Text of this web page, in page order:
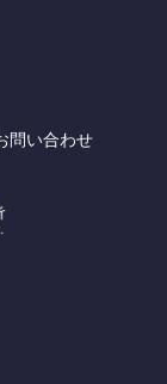
問い合わせ